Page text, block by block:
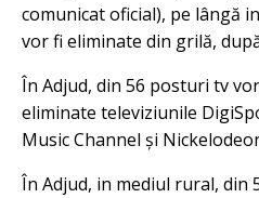
comunicat oficial), pe lângă
vor fi eliminate din grilă,
În Adjud, din 56 posturi tv
eliminate televiziunile
Music Channel și
În Adjud, in mediul rural, din